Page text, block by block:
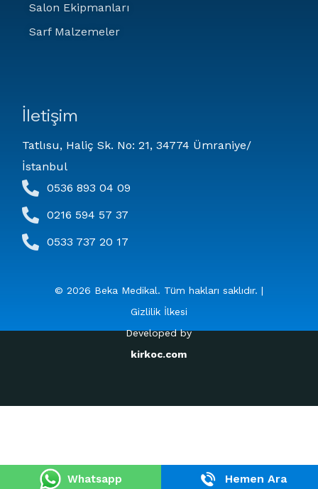
Salon Ekipmanları
Sarf Malzemeler
İletişim
Tatlısu, Haliç Sk. No: 21, 34774 Ümraniye/
İstanbul
0536 893 04 09
0216 594 57 37
0533 737 20 17
© 2026 Beka Medikal. Tüm hakları saklıdır. |
Gizlilik İlkesi
Developed by
kirkoc.com
Whatsapp Hemen Ara